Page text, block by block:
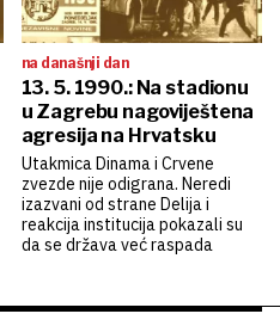
na današnji dan
13. 5. 1990.: Na stadionu
u Zagrebu nagoviještena
agresija na Hrvatsku
Utakmica Dinama i Crvene
zvezde nije odigrana. Neredi
izazvani od strane Delija i
reakcija institucija pokazali su
da se država već raspada